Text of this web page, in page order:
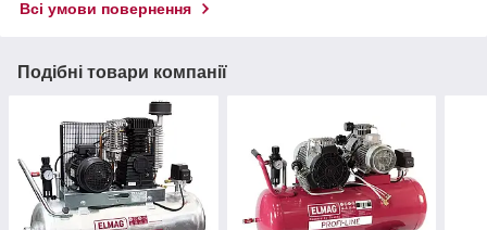
Всі умови повернення
Подібні товари компанії